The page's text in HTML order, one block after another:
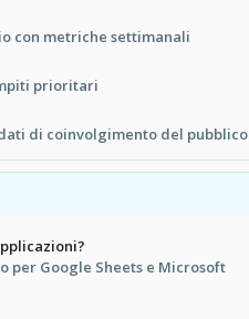
con metriche settimanali
prioritari
di coinvolgimento del pubblico
per Google Sheets e Microsoft